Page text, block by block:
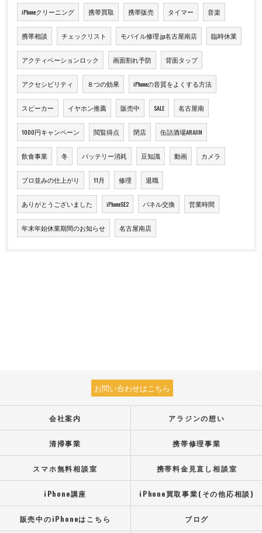
iPhoneクリーニング 携帯買取 携帯販売 タイマー 音楽
携帯相談 チェックリスト モバイル修理.jp名古屋南店 臨時休業
アクティベーションロック 画面割れ予防 背面タップ
アクセシビリティ ８つの効果 iPhoneの音質をよくする方法
スピーカー イヤホン推薦 販売中 SALE 名古屋南
1000円キャンペーン 閲覧得点 閉店 缶詰酒場ARAJIN
飲食事業 冬 バッテリー消耗 豆知識 動画 カメラ
プロ並みの仕上がり 11月 修理 退職
ありがとうございました iPhoneSE2 パネル交換 営業時間
年末年始休業期間のお知らせ 名古屋南店
お問い合わせはこちら
会社案内 アラジンの想い
清掃事業 携帯修理事業
スマホ無料相談室 携帯料金見直し相談室
iPhone講座 iPhone買取事業(その他応相談)
販売中のiPhoneはこちら ブログ